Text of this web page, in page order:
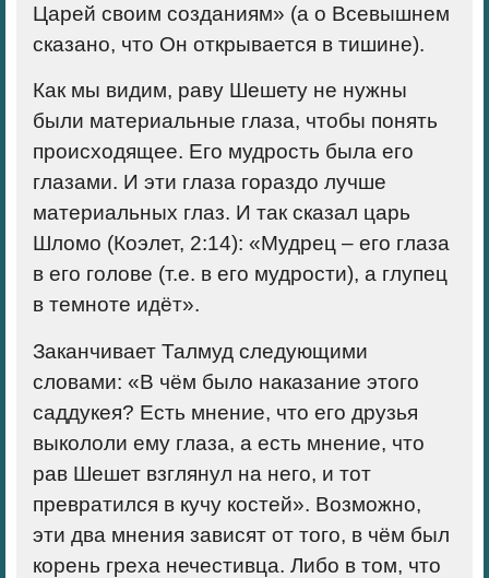
Царей своим созданиям» (а о Всевышнем
сказано, что Он открывается в тишине).
Как мы видим, раву Шешету не нужны
были материальные глаза, чтобы понять
происходящее. Его мудрость была его
глазами. И эти глаза гораздо лучше
материальных глаз. И так сказал царь
Шломо (Коэлет, 2:14): «Мудрец – его глаза
в его голове (т.е. в его мудрости), а глупец
в темноте идёт».
Заканчивает Талмуд следующими
словами: «В чём было наказание этого
саддукея? Есть мнение, что его друзья
выкололи ему глаза, а есть мнение, что
рав Шешет взглянул на него, и тот
превратился в кучу костей». Возможно,
эти два мнения зависят от того, в чём был
корень греха нечестивца. Либо в том, что